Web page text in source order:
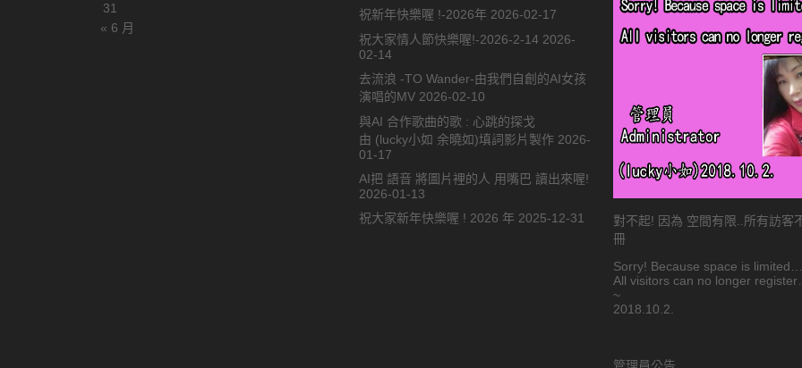
31
« 6 月
祝新年快樂喔 !-2026年 2026-02-17
祝大家情人節快樂喔!-2026-2-14 2026-
02-14
去流浪 -TO Wander-由我們自創的AI女孩
演唱的MV 2026-02-10
與AI 合作歌曲的歌 : 心跳的探戈
由 (lucky小如 余曉如)填詞影片製作 2026-
01-17
AI把 語音 將圖片裡的人 用嘴巴 讀出來喔!
2026-01-13
祝大家新年快樂喔 ! 2026 年 2025-12-31
對不起! 因為 空間有限..所有訪客
冊
Sorry! Because space is
All visitors can no longer
~
2018.10.2.